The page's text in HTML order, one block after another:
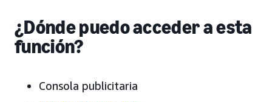
¿Dónde puedo acceder a esta
función?
Consola publicitaria